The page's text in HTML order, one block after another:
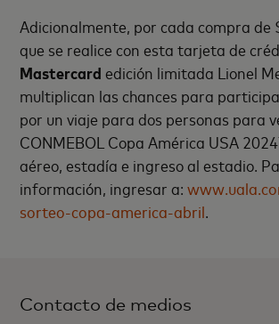
Adicionalmente, por cada compra de
que se realice con esta tarjeta de
Mastercard edición limitada Lionel
multiplican las chances para
por un viaje para dos personas para
CONMEBOL Copa América USA
aéreo, estadía e ingreso al estadio.
información, ingresar a:
sorteo-copa-america-abril
Contacto de medios